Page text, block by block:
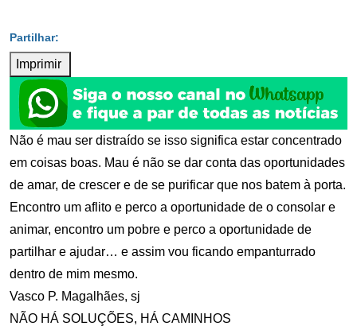
Imprimir
Não é mau ser distraído se isso significa estar concentrado
em coisas boas. Mau é não se dar conta das oportunidades
de amar, de crescer e de se purificar que nos batem à porta.
Encontro um aflito e perco a oportunidade de o consolar e
animar, encontro um pobre e perco a oportunidade de
partilhar e ajudar… e assim vou ficando empanturrado
dentro de mim mesmo.
Vasco P. Magalhães, sj
NÃO HÁ SOLUÇÕES, HÁ CAMINHOS